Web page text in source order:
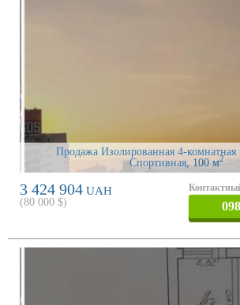
Продажа Изолированная 4-комнатная
Спортивная , 100 м2
3 424 904 UAH
(80 000 $)